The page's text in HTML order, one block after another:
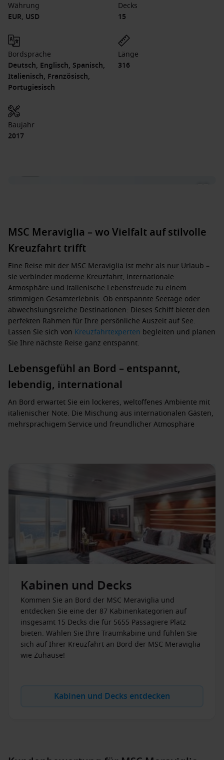
Währung
EUR, USD
Decks
15
Bordsprache
Deutsch, Englisch, Spanisch,
Italienisch, Französisch,
Portugiesisch
Länge
316
Baujahr
2017
MSC Meraviglia – wo Vielfalt auf stilvolle
Kreuzfahrt trifft
Eine Reise mit der MSC Meraviglia ist mehr als nur Urlaub –
sie verbindet moderne Kreuzfahrt, internationale
Atmosphäre und italienische Lebensfreude zu einem
stimmigen Gesamterlebnis. Ob entspannte Seetage oder
abwechslungsreiche Destinationen: Dieses Schiff bietet den
perfekten Rahmen für Ihre persönliche Auszeit auf See.
Lassen Sie sich von Kreuzfahrtexperten begleiten und planen
Sie Ihre nächste Reise ganz entspannt.
Lebensgefühl an Bord – entspannt,
lebendig, international
An Bord erwartet Sie ein lockeres, weltoffenes Ambiente mit
italienischer Note. Die Mischung aus internationalen Gästen,
mehrsprachigem Service und freundlicher Atmosphäre
Entertainment, das begeistert – von Show
bis Aktivmoment
Abwechslung ist garantiert: Freuen Sie sich auf
beeindruckende Shows, Live-Musik und vielseitige
Freizeitangebote. Ob sportlich aktiv oder entspannt
zurücklehnen – das Unterhaltungsangebot ist so vielfältig
wie die Gäste an Bord.
Für wen ist die MSC Meraviglia ideal?
Meraviglia MSC richtet sich besonders anFamilien,
internationale Reisende und preisbewusste Kreuzfahrer
Dank inkludierter Trinkgelder und attraktiver Zusatzpakete
behalten Sie Ihre Reisekosten jederzeit im Blick – ein klarer
Vorteil für viele Gäste.
jeden Anspruch
Kabinen und Decks
Kommen Sie an Bord der MSC Meraviglia und
entdecken Sie eine der 87 Kabinenkategorien auf
insgesamt 15 Decks die für 5655 Passagiere Platz
bieten. Wählen Sie Ihre Traumkabine und fühlen Sie
sich auf Ihrer Kreuzfahrt an Bord der MSC Meraviglia
wie Zuhause!
Kabinen und Decks entdecken